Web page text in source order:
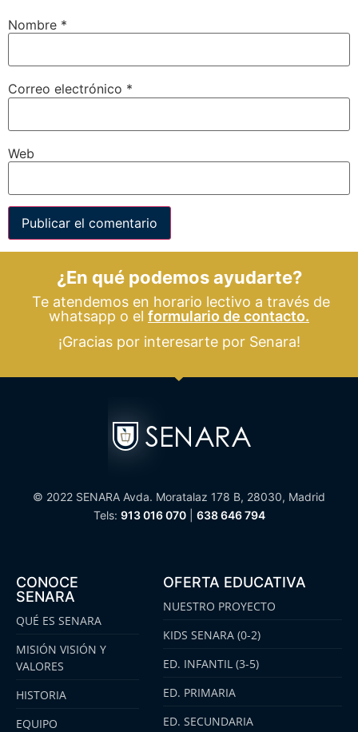
Nombre *
Correo electrónico *
Web
¿En qué podemos ayudarte?
Te atendemos en horario lectivo a través de
whatsapp o el formulario de contacto.
¡Gracias por interesarte por Senara!
© 2022 SENARA Avda. Moratalaz 178 B, 28030, Madrid
Tels: 913 016 070| 638 646 794
CONOCE
SENARA
QUÉ ES SENARA
MISIÓN VISIÓN Y
VALORES
HISTORIA
EQUIPO
OFERTA EDUCATIVA
NUESTRO PROYECTO
KIDS SENARA (0-2)
ED. INFANTIL (3-5)
ED. PRIMARIA
ED. SECUNDARIA